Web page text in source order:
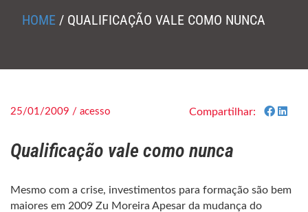
HOME / QUALIFICAÇÃO VALE COMO NUNCA
25/01/2009 / acesso Compartilhar:
Qualificação vale como nunca
Mesmo com a crise, investimentos para formação são bem
maiores em 2009 Zu Moreira Apesar da mudança do